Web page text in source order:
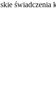
świadczenia